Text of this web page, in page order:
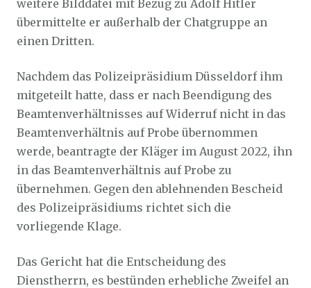
weitere Bilddatei mit Bezug zu Adolf Hitler
übermittelte er außerhalb der Chatgruppe an
einen Dritten.
Nachdem das Polizeipräsidium Düsseldorf ihm
mitgeteilt hatte, dass er nach Beendigung des
Beamtenverhältnisses auf Widerruf nicht in das
Beamtenverhältnis auf Probe übernommen
werde, beantragte der Kläger im August 2022, ihn
in das Beamtenverhältnis auf Probe zu
übernehmen. Gegen den ablehnenden Bescheid
des Polizeipräsidiums richtet sich die
vorliegende Klage.
Das Gericht hat die Entscheidung des
Dienstherrn, es bestünden erhebliche Zweifel an